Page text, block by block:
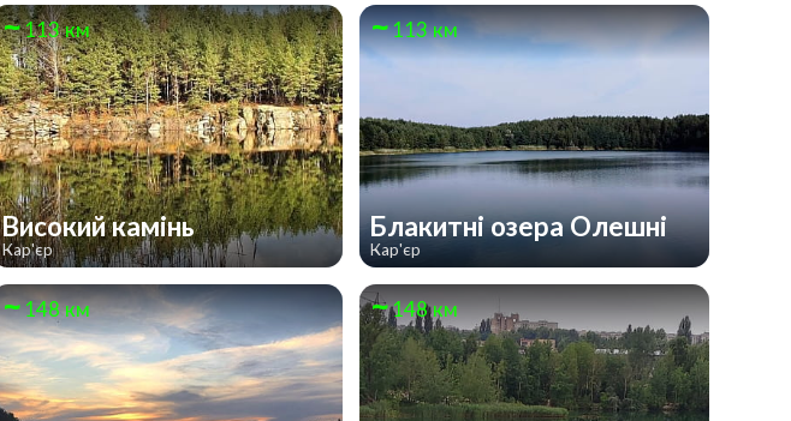
113 км
Високий камінь
Кар'єр
113 км
Блакитні озера Олешні
Кар'єр
148 км 148 км